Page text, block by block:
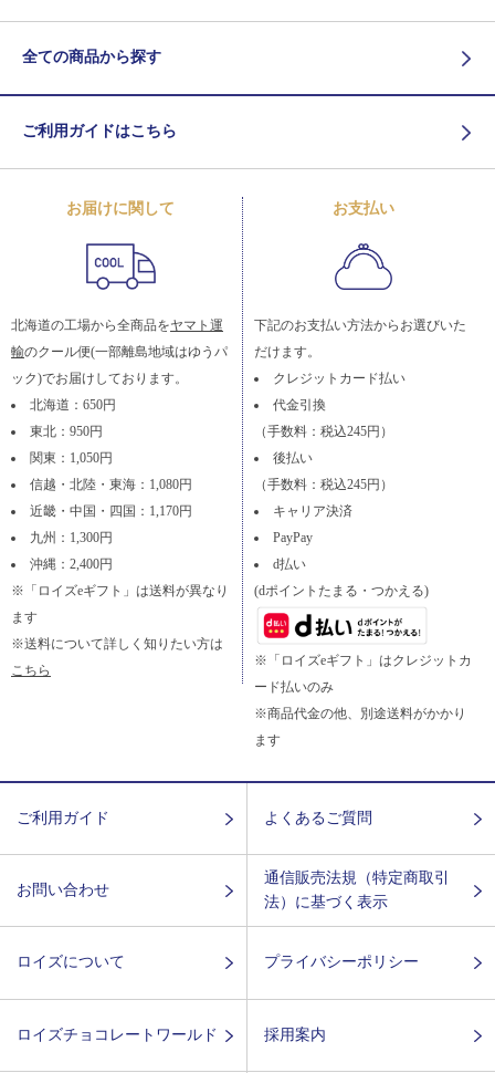
全ての商品から探す
ご利用ガイドはこちら
お届けに関して
北海道の工場から全商品をヤマト運
輸のクール便(一部離島地域はゆうパ
ック)でお届けしております。
北海道：650円
東北：950円
関東：1,050円
信越・北陸・東海：1,080円
近畿・中国・四国：1,170円
九州：1,300円
沖縄：2,400円
※「ロイズeギフト」は送料が異なり
ます
※送料について詳しく知りたい方は
こちら
お支払い
下記のお支払い方法からお選びいた
だけます。
クレジットカード払い
代金引換
（手数料：税込245円）
後払い
（手数料：税込245円）
キャリア決済
PayPay
d払い
(dポイントたまる・つかえる)
※「ロイズeギフト」はクレジットカ
ード払いのみ
※商品代金の他、別途送料がかかり
ます
ご利用ガイド よくあるご質問
お問い合わせ
通信販売法規（特定商取引
法）に基づく表示
ロイズについて プライバシーポリシー
ロイズチョコレートワールド 採用案内